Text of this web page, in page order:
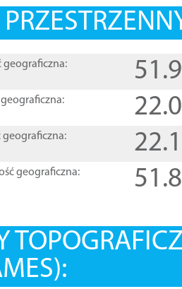
geograficzna:
geograficzna:
geograficzna: